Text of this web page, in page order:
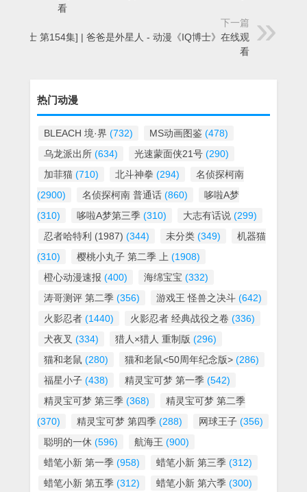
看
下一篇
[IQ博士 第154集] | 爸爸是外星人 - 动漫《IQ博士》在线观
看
热门动漫
BLEACH 境·界 (732) MS动画图鉴 (478)
乌龙派出所 (634) 光速蒙面侠21号 (290)
加菲猫 (710) 北斗神拳 (294)
名侦探柯南
(2900)
名侦探柯南 普通话 (860)
哆啦A梦
(310)
哆啦A梦第三季 (310) 大志有话说 (299)
忍者哈特利 (1987) (344) 未分类 (349)
机器猫
(310)
樱桃小丸子 第二季 上 (1908)
橙心动漫速报 (400) 海绵宝宝 (332)
涛哥测评 第二季 (356) 游戏王 怪兽之决斗 (642)
火影忍者 (1440) 火影忍者 经典战役之卷 (336)
犬夜叉 (334) 猎人×猎人 重制版 (296)
猫和老鼠 (280) 猫和老鼠<50周年纪念版> (286)
福星小子 (438) 精灵宝可梦 第一季 (542)
精灵宝可梦 第三季 (368)
精灵宝可梦 第二季
(370)
精灵宝可梦 第四季 (288) 网球王子 (356)
聪明的一休 (596) 航海王 (900)
蜡笔小新 第一季 (958) 蜡笔小新 第三季 (312)
蜡笔小新 第五季 (312) 蜡笔小新 第六季 (300)